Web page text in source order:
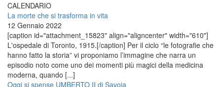
CALENDARIO
La morte che si trasforma in vita
12 Gennaio 2022
[caption id="attachment_15823" align="aligncenter" width="610"]
L'ospedale di Toronto, 1915.[/caption] Per il ciclo “le fotografie che
hanno fatto la storia” vi proponiamo l’immagine che narra un
episodio noto come uno dei momenti più magici della medicina
moderna, quando [...]
Oggi si spense UMBERTO II di Savoia